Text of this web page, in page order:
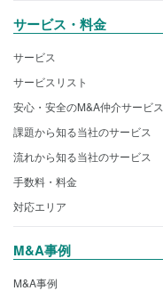
サービス・料金
サービス
サービスリスト
安心・安全のM&A仲介サービス
課題から知る当社のサービス
流れから知る当社のサービス
手数料・料金
対応エリア
M&A事例
M&A事例